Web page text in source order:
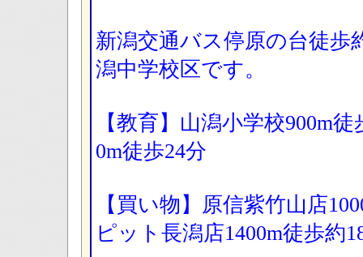
新潟交通バス停原の台徒
潟中学校区です。
【教育】山潟小学校900m
0m徒歩24分
【買い物】原信紫竹山店
ピット長潟店1400m徒歩